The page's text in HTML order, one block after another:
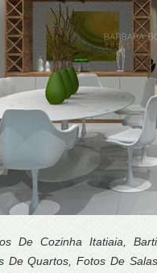
De Cozinha Itatiaia,
De Quartos, Fotos De